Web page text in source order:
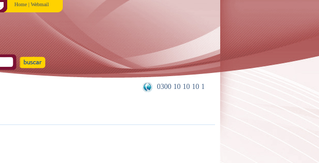
Home | Webmail
0300 10 10 10 1